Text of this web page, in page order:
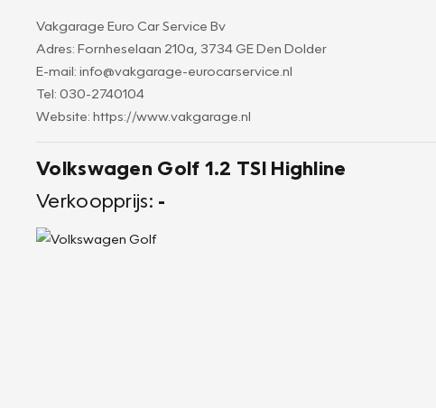
Vakgarage Euro Car Service Bv
Adres: Fornheselaan 210a, 3734 GE Den Dolder
E-mail: info@vakgarage-eurocarservice.nl
Tel: 030-2740104
Website: https://www.vakgarage.nl
Volkswagen Golf 1.2 TSI Highline
Verkoopprijs: -